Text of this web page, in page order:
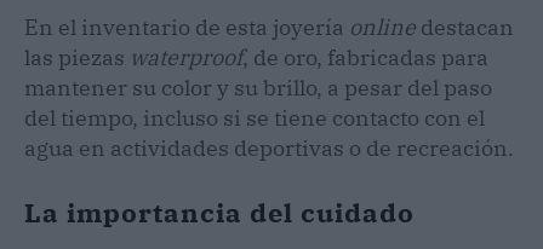
En el inventario de esta joyería online destacan
las piezas waterproof, de oro, fabricadas para
mantener su color y su brillo, a pesar del paso
del tiempo, incluso si se tiene contacto con el
agua en actividades deportivas o de recreación.
La importancia del cuidado